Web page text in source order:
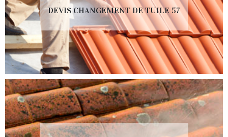
DEVIS CHANGEMENT DE TUILE 57